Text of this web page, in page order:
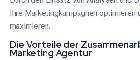
Ihre Marketingkampagnen optimieren
maximieren.
Die Vorteile der
Marketing Agentur